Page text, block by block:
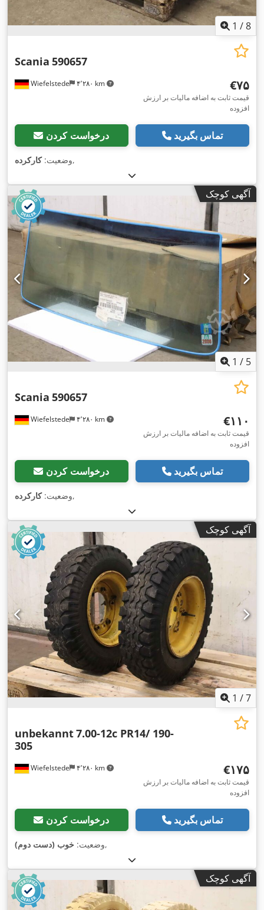
1 /8
Wiefelstede ۴٬۲۸۰ km
Scania 590657
‎€۷۵
قیمت ثابت به اضافه مالیات بر ارزش
افزوده
درخواست کردن تماس بگیرید
وضعیت:کارکرده ,
آگهی کوچک
1 / 5
Wiefelstede ۴٬۲۸۰ km
Scania 590657
‎€۱۱۰
قیمت ثابت به اضافه مالیات بر ارزش
افزوده
درخواست کردن تماس بگیرید
وضعیت:کارکرده ,
آگهی کوچک
1 /7
Wiefelstede ۴٬۲۸۰ km
unbekannt7.00-12c PR14/ 190-
305
‎€۱۷۵
قیمت ثابت به اضافه مالیات بر ارزش
افزوده
درخواست کردن تماس بگیرید
وضعیت: خوب (دست دوم) ,
آگهی کوچک